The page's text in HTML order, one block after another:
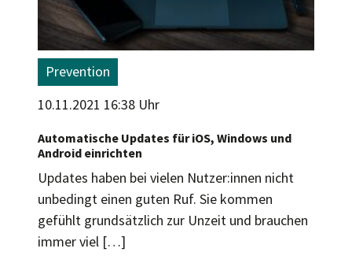
Prevention
10.11.2021 16:38 Uhr
Automatische Updates für iOS, Windows und
Android einrichten
Updates haben bei vielen Nutzer:innen nicht
unbedingt einen guten Ruf. Sie kommen
gefühlt grundsätzlich zur Unzeit und brauchen
immer viel […]